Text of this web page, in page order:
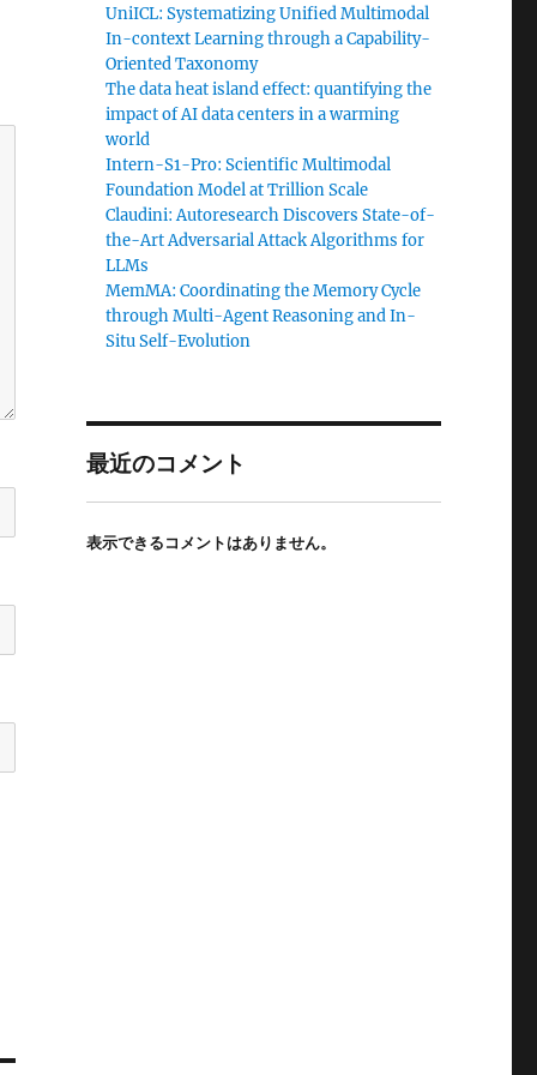
UniICL: Systematizing Unified Multimodal
In-context Learning through a Capability-
Oriented Taxonomy
The data heat island effect: quantifying the
impact of AI data centers in a warming
world
Intern-S1-Pro: Scientific Multimodal
Foundation Model at Trillion Scale
Claudini: Autoresearch Discovers State-of-
the-Art Adversarial Attack Algorithms for
LLMs
MemMA: Coordinating the Memory Cycle
through Multi-Agent Reasoning and In-
Situ Self-Evolution
最近のコメント
表示できるコメントはありません。